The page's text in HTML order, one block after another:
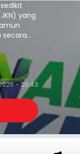
yang
secara
- 20:43